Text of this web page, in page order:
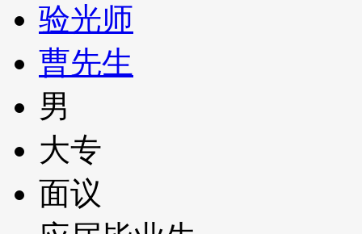
验光师
曹先生
男
大专
面议